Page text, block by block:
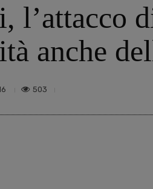
l’attacco
anche
503